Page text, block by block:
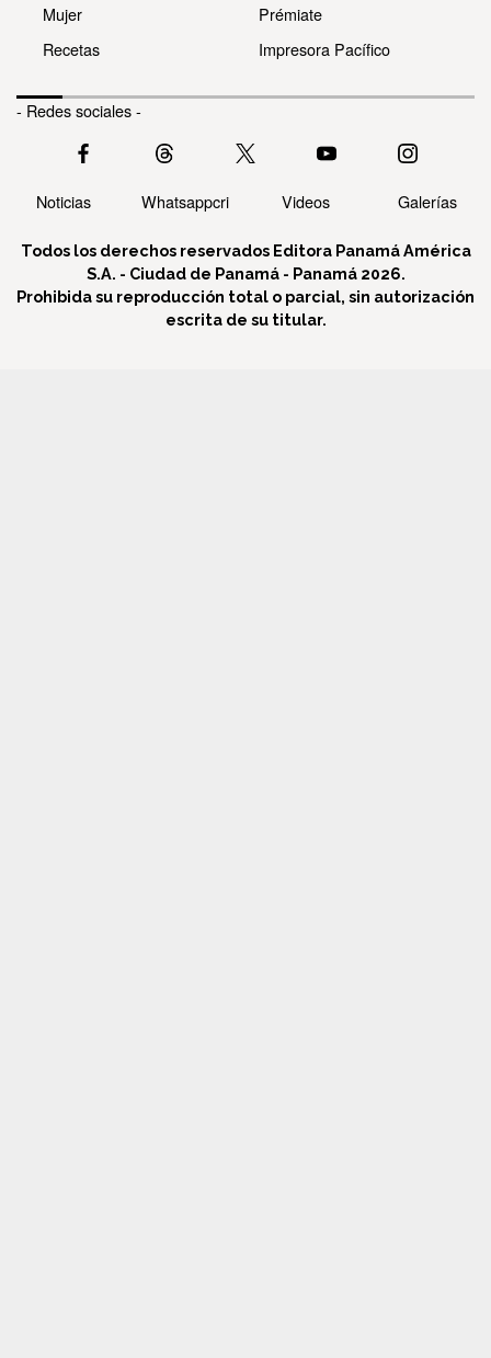
Mujer
Recetas
Prémiate
Impresora Pacífico
- Redes sociales -
Noticias Whatsappcri Videos Galerías
Todos los derechos reservados Editora Panamá América
S.A. - Ciudad de Panamá - Panamá 2026.
Prohibida su reproducción total o parcial, sin autorización
escrita de su titular.